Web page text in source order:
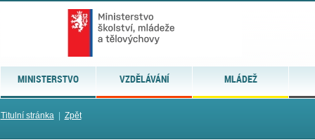
MINISTERSTVO VZDĚLÁVÁNÍ MLÁDEŽ
Titulní stránka| Zpět